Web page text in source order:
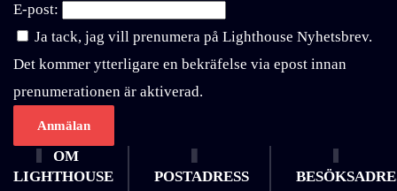
E-post:
Ja tack, jag vill prenumera på Lighthouse Nyhetsbrev.
Det kommer ytterligare en bekräfelse via epost innan
prenumerationen är aktiverad.
OM
LIGHTHOUSE
POSTADRESS